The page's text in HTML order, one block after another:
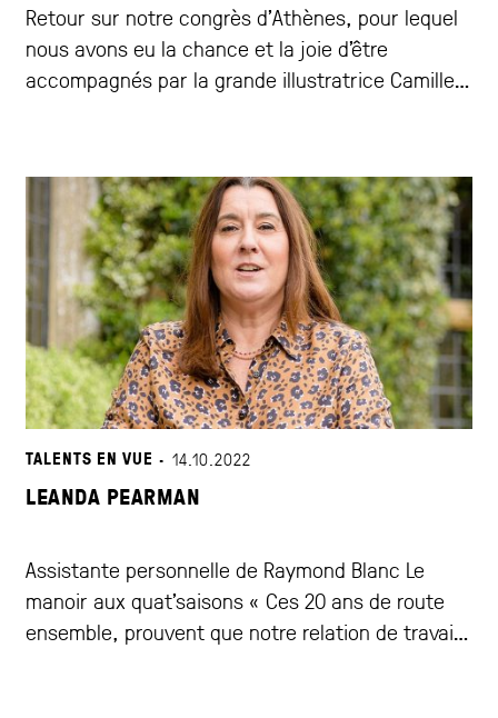
Retour sur notre congrès d’Athènes, pour lequel
nous avons eu la chance et la joie d’être
accompagnés par la grande illustratrice Camille
humour délicat, elle a insufflé à cette édition une
énergie aussi festive que solaire – à son image.
TALENTS EN VUE · 14.10.2022
LEANDA PEARMAN
Assistante personnelle de Raymond Blanc Le
manoir aux quat'saisons « Ces 20 ans de route
ensemble, prouvent que notre relation de travail